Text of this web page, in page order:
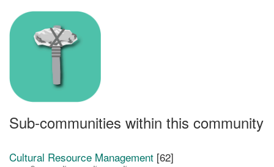
Sub-communities within this community
Cultural Resource Management [62]